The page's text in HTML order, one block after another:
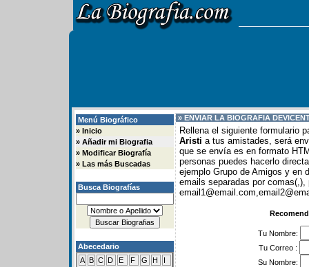
Menú Biográfico
» Inicio
» Añadir mi Biografia
» Modificar Biografía
» Las más Buscadas
Busca Biografías
Abecedario
A B C D E F G H
I
» ENVIAR LA BIOGRAFIA DE
Rellena el siguiente formulario
Aristi a tus amistades, será
que se envía es en formato
personas puedes hacerlo
ejemplo Grupo de Amigos y en
emails separadas por comas(,),
Tu Nombre:
Tu Correo :
Su Nombre: